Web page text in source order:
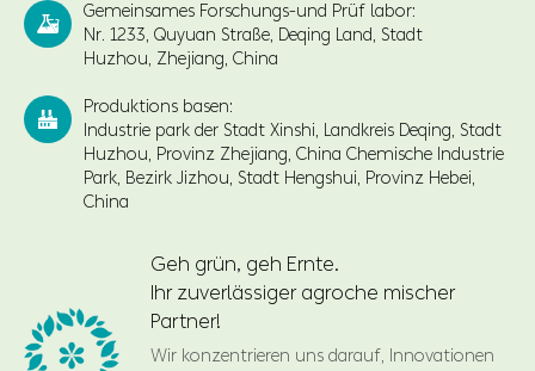

Gemeinsames Forschungs-und Prüf labor:
Nr. 1233, Quyuan Straße, Deqing Land, Stadt
Huzhou, Zhejiang, China

Produktions basen:
Industrie park der Stadt Xinshi, Landkreis Deqing, Stadt
Huzhou, Provinz Zhejiang, China Chemische Industrie
Park, Bezirk Jizhou, Stadt Hengshui, Provinz Hebei,
China
Geh grün, geh Ernte.
Ihr zuverlässiger agroche mischer
Partner!
Wir konzentrieren uns darauf, Innovationen